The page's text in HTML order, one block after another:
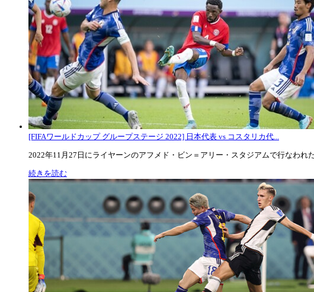
[FIFAワールドカップ グループステージ 2022] 日本代表 vs コスタリカ代...
2022年11月27日にライヤーンのアフメド・ビン＝アリー・スタジアムで行なわ
続きを読む